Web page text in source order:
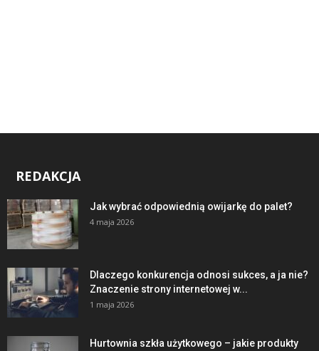
REDAKCJA
Jak wybrać odpowiednią owijarkę do palet?
4 maja 2026
Dlaczego konkurencja odnosi sukces, a ja nie?
Znaczenie strony internetowej w...
1 maja 2026
Hurtownia szkła użytkowego – jakie produkty